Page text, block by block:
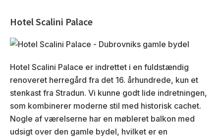
Hotel Scalini Palace
Hotel Scalini Palace er indrettet i en fuldstændig
renoveret herregård fra det 16. århundrede, kun et
stenkast fra Stradun. Vi kunne godt lide indretningen,
som kombinerer moderne stil med historisk cachet.
Nogle af værelserne har en møbleret balkon med
udsigt over den gamle bydel, hvilket er en